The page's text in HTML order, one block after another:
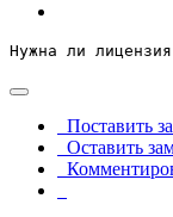
Нужна ли
Поставить
Оставить